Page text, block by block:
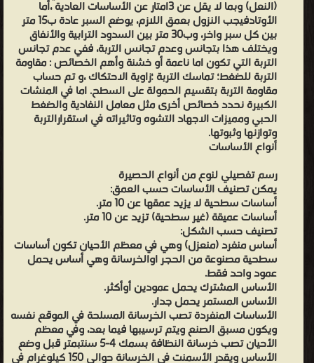
الجوفية. التأسيس الغير المباشر على التربة الصالحة[عدل] في هده الحالة
الأساسات تكون عميقة جدا وغالبا ما تكون في المنشأة البحرية
مثل:كاسرات الأمواج، الأرصفة الشاطئية وتكون الركيزة فوق تربة
سطحية. التأسيس على تربة غير صالحة هناك اشكال خاصة في الاوتاد
والركائز والتي تكون أحيانا مسننة الجوانب وهي ذات اشكال كبيرة تقاوم
الحمولات. حماية الأساسات ان المياه الجوفية هي من أكبر مشاكل
الأساسات وهذا عندما تحتوي على مواد كميائية تؤثر علي فولاذ
الخرسانة مع جريانها بانجراف التربة من تحت الأساس، ولذا نستعمل
خرسانة خاصة لمقاومة التاثيرات. الحل يمكن حماية الأساس بصفائح
معدنية أو ترصيف الصخور حول كثلة التاسيس وتقام شبكة تصريف
المياه في حالة الأساسات العميقة وكذا توضع مواد عازلة امنع التسرب.
المنشات ذات الأساسات العميقة، المنشات على المنحدرات التي يمكن
مع مرور الوقت بتعرية الأساس بسبب جريان الماء وحدوث فجوات يقام
جدار جدار الاستناد من الخرسانة المسلحة. المناطق الشديدة البرودة
يؤدي فيها إلى تجمد الماء في التربة الرطبة التي تميعها عند ارتفاع في
درجة الحرارة إلى حدوث تغيرات كبيرة في استقرار التربة ويمكن حماية
الأساس بواسطة وضع الميلاط الأسمنتي في معظم الأحيان. تدعيم
الأساسات الأساسات تكون في حاجة إلى تدعيم عند القيام باعمال حفر
عميقة وفي غالب الأحيان يتم تبديل الأساسات بناء قائم أو تقويتها
(النعل) وبما لا يقل عن 3امتار عن الأساسات العادية ،أما
الأوتادفيجب النزول بعمق اللازم، يوضع السبر عادة ب15 متر
بين كل سبر واخر، وب30 متر بين السدود الترابية والأنفاق
ويختلف هذا بتجانس وعدم تجانس التربة، ففي عدم تجانس
التربة التي تكون اما ناعمة أو خشنة وأهم الخصائص : مقاومة
التربة للضغط؛ تماسك التربة ؛زاوية الاحتكاك ،و تم حساب
مقاومة التربة بتقسيم الحمولة على السطح. اما في المنشات
الكبيرة نحدد خصائص أخرى مثل معامل النفادية والضغط
الحبي ومميزات الاجهاد التشوه وتاثيراته في استقرارالتربة
وتوازنها وثبوتها.
أنواع الأساسات
رسم تفصيلي لنوع من أنواع الحصيرة
يمكن تصنيف الأساسات حسب العمق:
أساسات سطحية لا يزيد عمقها عن 10 متر.
أساسات عميقة (غير سطحية) تزيد عن 10 متر.
تصنيف حسب الشكل:
أساس منفرد (منعزل) وهي في معظم الأحيان تكون أساسات
سطحية مصنوعة من الحجر اوالخرسانة وهي أساس يحمل
عمود واحد فقط.
الأساس المشترك يحمل عمودين أوأكثر.
الأساس المستمر يحمل جدار.
الأساسات المنفردة تصب الخرسانة المسلحة في الموقع نفسه
ويكون مسبق الصنع ويتم ترسيبها فيما بعد، وفي معظم
الأحيان تصب خرسانة النظافة بسمك 4-5 سنتبمتر قبل وضع
الأساس ويقدر الأسمنت في الخرسانة حوالي 150 كيلوغرام في